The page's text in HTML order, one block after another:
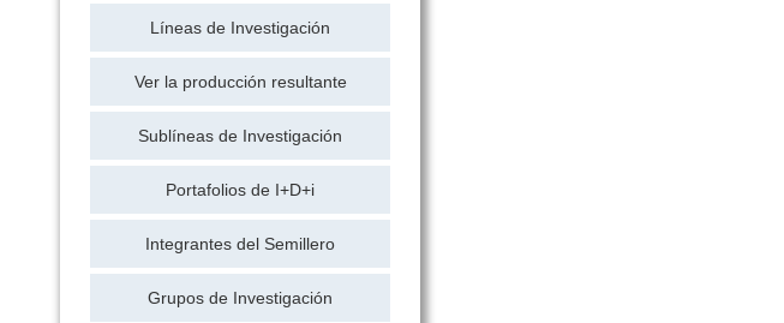
Líneas de Investigación
Ver la producción resultante
Sublíneas de Investigación
Portafolios de I+D+i
Integrantes del Semillero
Grupos de Investigación